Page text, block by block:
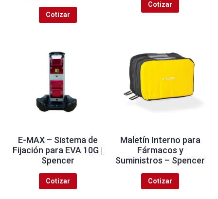
Cotizar
Cotizar
E-MAX – Sistema de
Fijación para EVA 10G |
Spencer
Cotizar
Maletín Interno para
Fármacos y
Suministros – Spencer
Cotizar